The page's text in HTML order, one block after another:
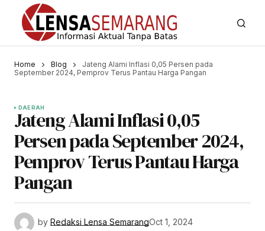
Home Blog
Jateng Alami Inflasi 0,05 Persen pada
September 2024, Pemprov Terus Pantau Harga Pangan
DAERAH
Jateng Alami Inflasi 0,05
Persen pada September 2024,
Pemprov Terus Pantau Harga
Pangan
by Redaksi Lensa SemarangOct 1, 2024